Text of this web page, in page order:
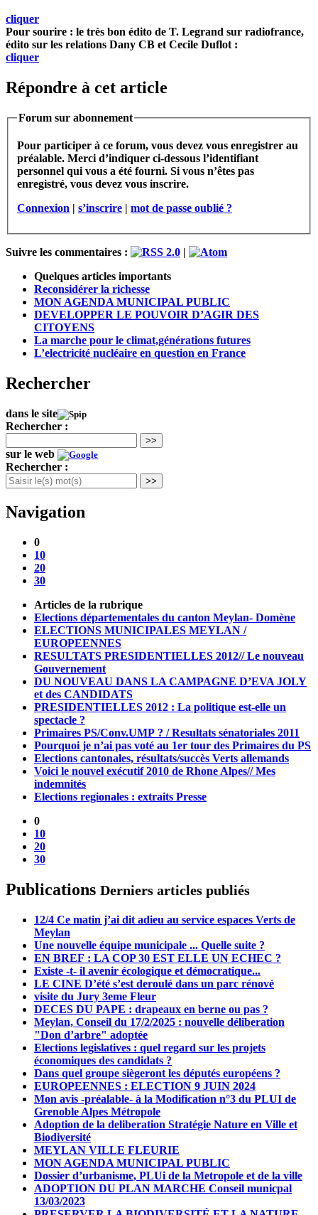
cliquer
Pour sourire : le très bon édito de T. Legrand sur radiofrance,
édito sur les relations Dany CB et Cecile Duflot :
cliquer
Répondre à cet article
Forum sur abonnement
Pour participer à ce forum, vous devez vous enregistrer au
préalable. Merci d’indiquer ci-dessous l’identifiant
personnel qui vous a été fourni. Si vous n’êtes pas
enregistré, vous devez vous inscrire.
Connexion | s’inscrire | mot de passe oublié ?
Suivre les commentaires :
|
Quelques articles importants
Reconsidérer la richesse
MON AGENDA MUNICIPAL PUBLIC
DEVELOPPER LE POUVOIR D’AGIR DES
CITOYENS
La marche pour le climat,générations futures
L’electricité nucléaire en question en France
Rechercher
dans le site
Rechercher :
>>
sur le web
Rechercher :
>>
Navigation
0
10
20
30
Articles de la rubrique
Elections départementales du canton Meylan- Domène
ELECTIONS MUNICIPALES MEYLAN /
EUROPEENNES
RESULTATS PRESIDENTIELLES 2012// Le nouveau
Gouvernement
DU NOUVEAU DANS LA CAMPAGNE D’EVA JOLY
et des CANDIDATS
PRESIDENTIELLES 2012 : La politique est-elle un
spectacle ?
Primaires PS/Conv.UMP ? / Resultats sénatoriales 2011
Pourquoi je n’ai pas voté au 1er tour des Primaires du PS
Elections cantonales, résultats/succès Verts allemands
Voici le nouvel exécutif 2010 de Rhone Alpes// Mes
indemnités
Elections regionales : extraits Presse
0
10
20
30
Publications Derniers articles publiés
12/4 Ce matin j’ai dit adieu au service espaces Verts de
Meylan
Une nouvelle équipe municipale ... Quelle suite ?
EN BREF : LA COP 30 EST ELLE UN ECHEC ?
Existe -t- il avenir écologique et démocratique...
LE CINE D’été s’est deroulé dans un parc rénové
visite du Jury 3eme Fleur
DECES DU PAPE : drapeaux en berne ou pas ?
Meylan, Conseil du 17/2/2025 : nouvelle déliberation
"Don d’arbre" adoptée
Elections legislatives : quel regard sur les projets
économiques des candidats ?
Dans quel groupe siègeront les députés européens ?
EUROPEENNES : ELECTION 9 JUIN 2024
Mon avis -préalable- à la Modification n°3 du PLUI de
Grenoble Alpes Métropole
Adoption de la deliberation Stratégie Nature en Ville et
Biodiversité
MEYLAN VILLE FLEURIE
MON AGENDA MUNICIPAL PUBLIC
Dossier d’urbanisme, PLUi de la Metropole et de la ville
ADOPTION DU PLAN MARCHE Conseil municpal
13/03/2023